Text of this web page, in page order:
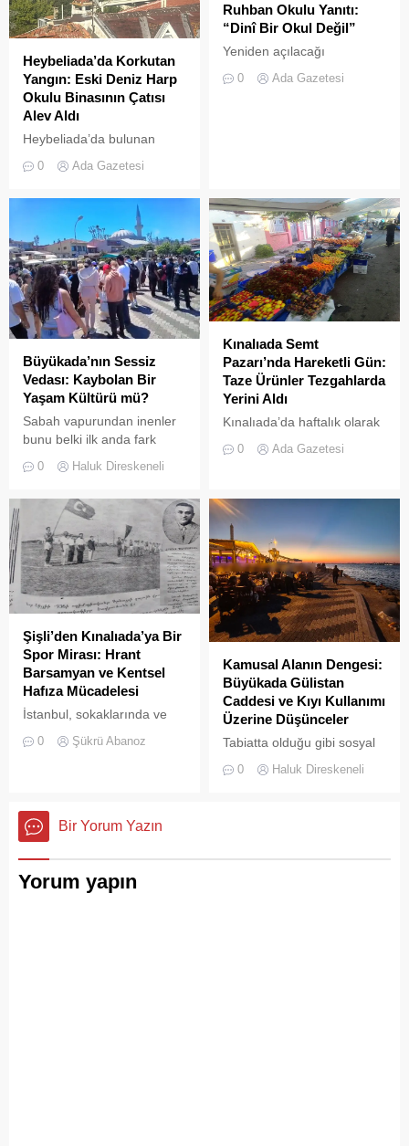
Heybeliada’da Korkutan
Yangın: Eski Deniz Harp
Okulu Binasının Çatısı
Alev Aldı
Heybeliada’da bulunan
askeri okul binasının
çatısında, tamirat
çıktı. Gökyüzünü kaplayan
yoğun duman paniğe neden
olurken, itfaiye ekipleri
yangına hızla müdahale etti.
0 Ada Gazetesi
Ruhban Okulu Yanıtı:
“Dinî Bir Okul Değil”
Yeniden açılacağı
kamuoyunda sıkça tartışılan
0 Ada Gazetesi
Büyükada’nın Sessiz
Vedası: Kaybolan Bir
Yaşam Kültürü mü?
Sabah vapurundan inenler
bunu belki ilk anda fark
etmeyebilir. Ama
Büyükada’yı elli, altmış yıldır
ve adımları değişti
0 Haluk Direskeneli
Kınalıada Semt
Pazarı’nda Hareketli Gün:
Taze Ürünler Tezgahlarda
Yerini Aldı
Kınalıada’da haftalık olarak
sakinleri ve ziyaretçilerin
0 Ada Gazetesi
Şişli’den Kınalıada’ya Bir
Spor Mirası: Hrant
Barsamyan ve Kentsel
Hafıza Mücadelesi
İstanbul, sokaklarında ve
yüzyıllardır biriktirdiği çok
0 Şükrü Abanoz
Kamusal Alanın Dengesi:
Büyükada Gülistan
Caddesi ve Kıyı Kullanımı
Üzerine Düşünceler
Tabiatta olduğu gibi sosyal
süre karşılıksız kalmaz;
0 Haluk Direskeneli
Bir Yorum Yazın
Yorum yapın